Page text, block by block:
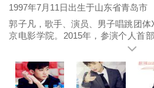
1997年7月11日 出生于山东省青岛市
郭子凡，歌手、演员、男子唱跳团
京电影学院。2015年，参演个人首
同年，参加浙江卫视《燃烧吧少年
担当的身份成为X玖少年团成员之
举行“以己之名”上海演唱会；11月29